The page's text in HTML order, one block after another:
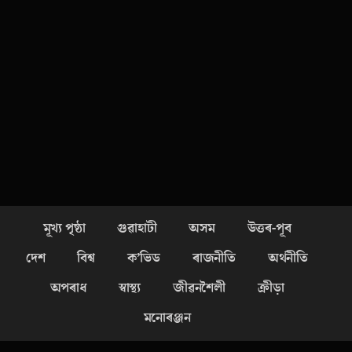
মূখ্য পৃষ্ঠা গুৱাহাটী অসম
উত্তৰ-পূব
দেশ
বিশ্ব ক’ভিড ৰাজনীতি
অৰ্থনীতি
অপৰাধ
স্বাস্থ্য জীৱনশৈলী
ক্ৰীড়া
মনোৰঞ্জন